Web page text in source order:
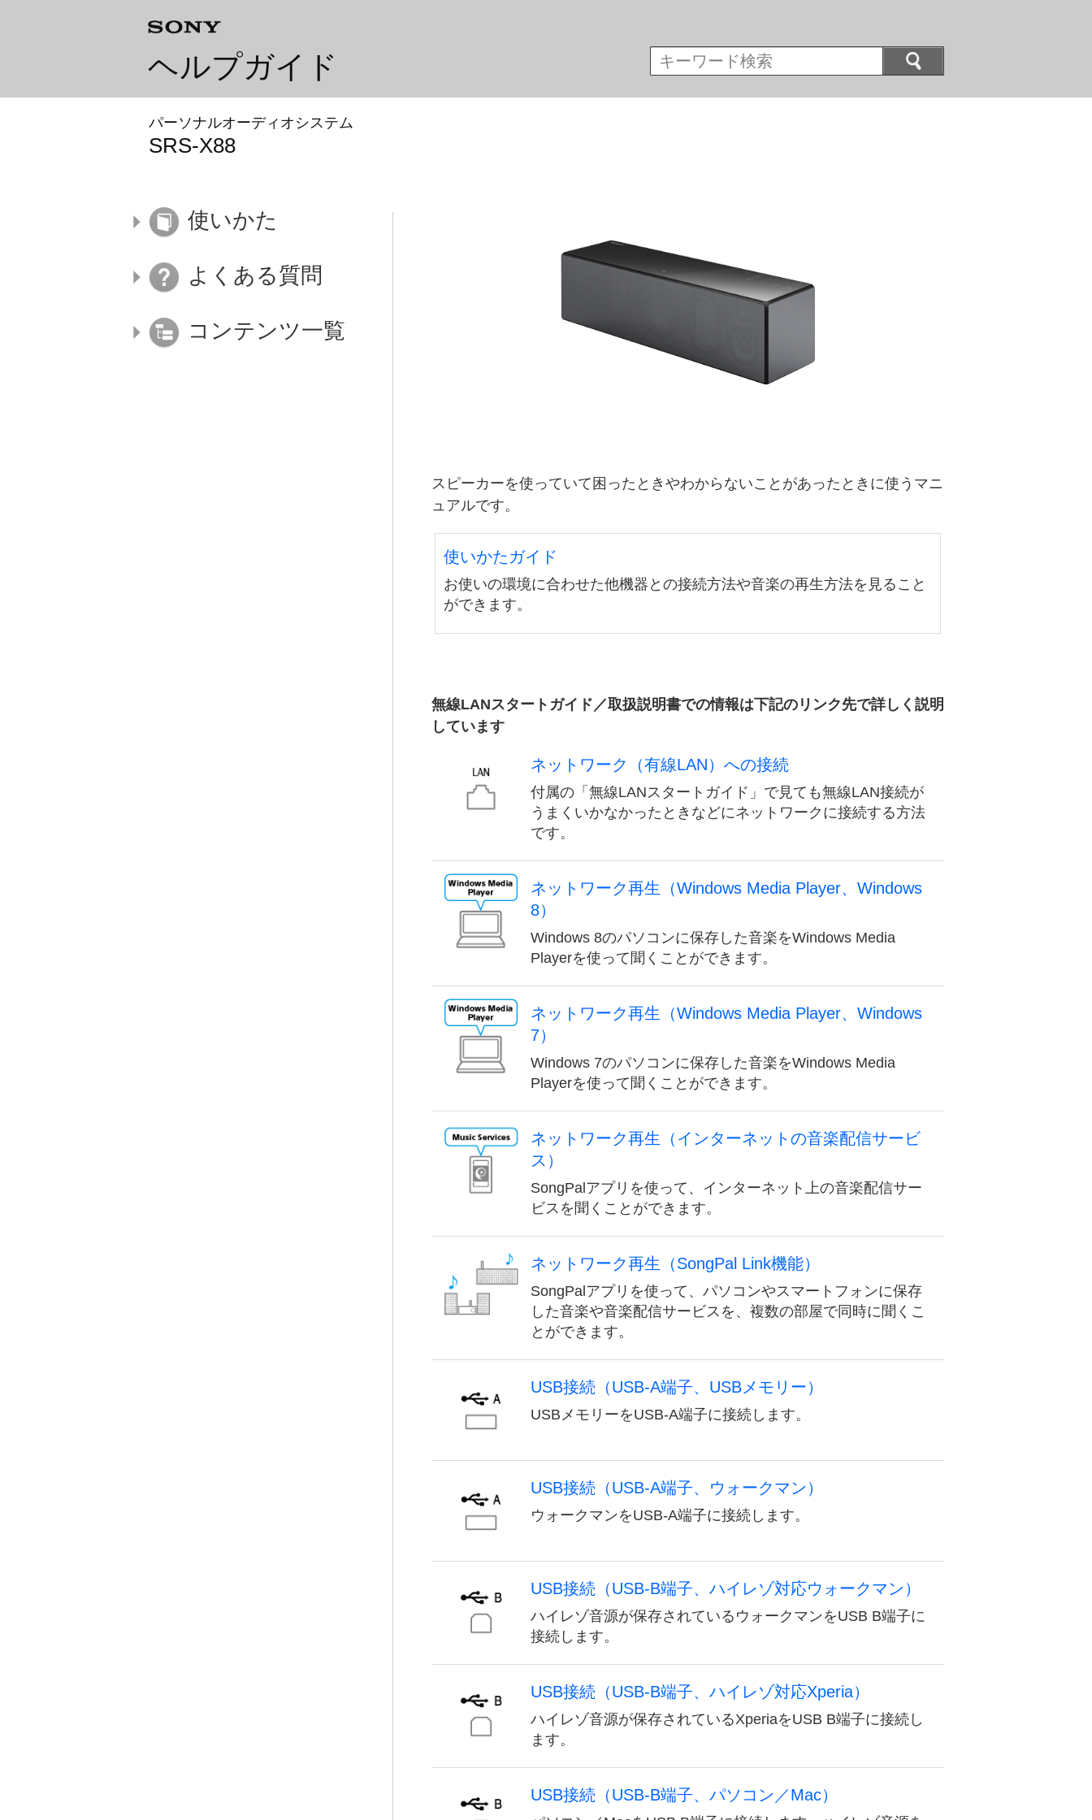
ヘルプガイド
パーソナルオーディオシステム
SRS-X88
スピーカーを使っていて困ったときやわからないことがあったときに使うマニ
ュアルです。
使いかたガイド
お使いの環境に合わせた他機器との接続方法や音楽の再生方法を見ること
ができます。
無線LANスタートガイド／取扱説明書での情報は下記のリンク先で詳しく説明
しています
ネットワーク（有線LAN）への接続
付属の「無線LANスタートガイド」で見ても無線LAN接続が
うまくいかなかったときなどにネットワークに接続する方法
です。
ネットワーク再生（Windows Media Player、Windows
8）
Windows 8のパソコンに保存した音楽をWindows Media
Playerを使って聞くことができます。
ネットワーク再生（Windows Media Player、Windows
7）
Windows 7のパソコンに保存した音楽をWindows Media
Playerを使って聞くことができます。
ネットワーク再生（インターネットの音楽配信サービ
ス）
SongPalアプリを使って、インターネット上の音楽配信サー
ビスを聞くことができます。
ネットワーク再生（SongPal Link機能）
SongPalアプリを使って、パソコンやスマートフォンに保存
した音楽や音楽配信サービスを、複数の部屋で同時に聞くこ
とができます。
USB接続（USB-A端子、USBメモリー）
USBメモリーをUSB-A端子に接続します。
USB接続（USB-A端子、ウォークマン）
ウォークマンをUSB-A端子に接続します。
USB接続（USB-B端子、ハイレゾ対応ウォークマン）
ハイレゾ音源が保存されているウォークマンをUSB B端子に
接続します。
USB接続（USB-B端子、ハイレゾ対応Xperia）
ハイレゾ音源が保存されているXperiaをUSB B端子に接続し
ます。
USB接続（USB-B端子、パソコン／Mac）
使いかた
よくある質問
コンテンツ一覧